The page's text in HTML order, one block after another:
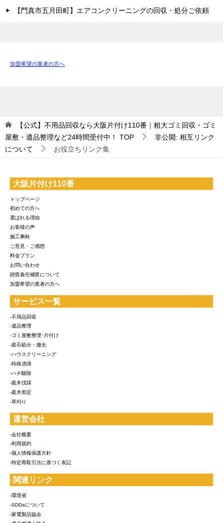
【門真市五月田町】エアコンクリーニングの回収・処分ご依頼
加盟希望の業者の方へ
【公式】不用品回収なら大阪片付け110番｜粗大ゴミ回収・ゴミ
屋敷・遺品整理など24時間受付中！
TOP
非公開: 相互リンク
について
お役立ちリンク集
大阪片付け110番
トップページ
初めての方へ
選ばれる理由
お客様の声
施工事例
ご意見・ご感想
料金プラン
お問い合わせ
賠償責任補償について
加盟希望の業者の方へ
サービス一覧
-不用品回収
-遺品整理
-ゴミ屋敷整理･片付け
-庭石処分・撤去
-ハウスクリーニング
-特殊清掃
-ハチ駆除
-庭木伐採
-庭木剪定
-草刈り
運営会社
-会社概要
-利用規約
-個人情報保護方針
-特定商取引法に基づく表記
関連リンク
-環境省
-SDGsについて
-家電製品協会